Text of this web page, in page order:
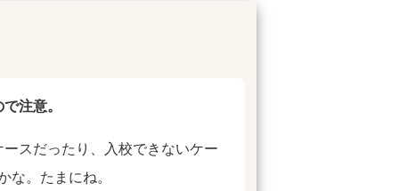
注意。
スだったり、入校できないケー
な。たまにね。